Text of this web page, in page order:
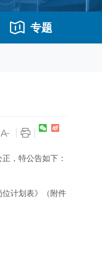
专题
，特公告如下：
计划表》（附件